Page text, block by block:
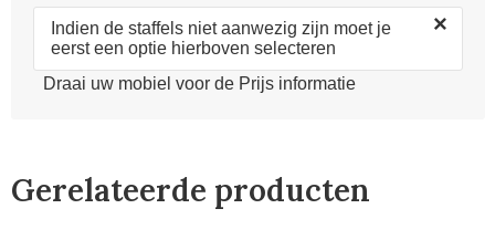
Indien de staffels niet aanwezig zijn moet je
eerst een optie hierboven selecteren
×
Draai uw mobiel voor de Prijs informatie
Gerelateerde producten